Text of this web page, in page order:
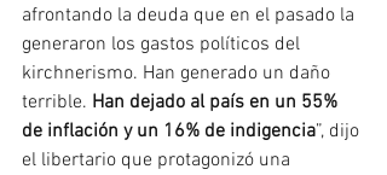
afrontando la deuda que en el pasado la
generaron los gastos políticos del
kirchnerismo. Han generado un daño
terrible. Han dejado al país en un 55%
de inflación y un 16% de indigencia”, dijo
el libertario que protagonizó una